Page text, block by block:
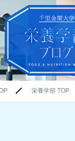
栄養学部 TOP